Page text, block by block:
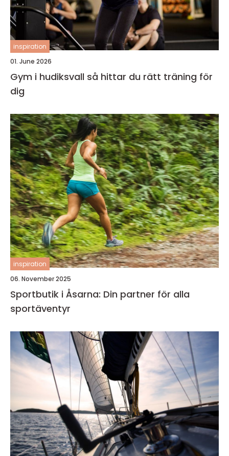
inspiration
01. June 2026
Gym i hudiksvall så hittar du rätt träning för
dig
inspiration
06. November 2025
Sportbutik i Åsarna: Din partner för alla
sportäventyr